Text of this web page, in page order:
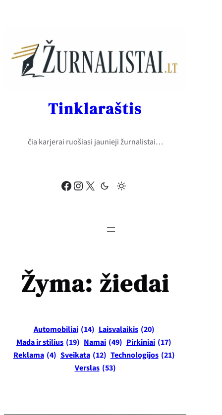
Facebook Instagram X
Tinklaraštis
čia karjerai ruošiasi jaunieji žurnalistai…
Žyma: žiedai
Automobiliai (14) Laisvalaikis (20)
Mada ir stilius (19) Namai (49) Pirkiniai (17)
Reklama (4) Sveikata (12) Technologijos (21)
Verslas (53)